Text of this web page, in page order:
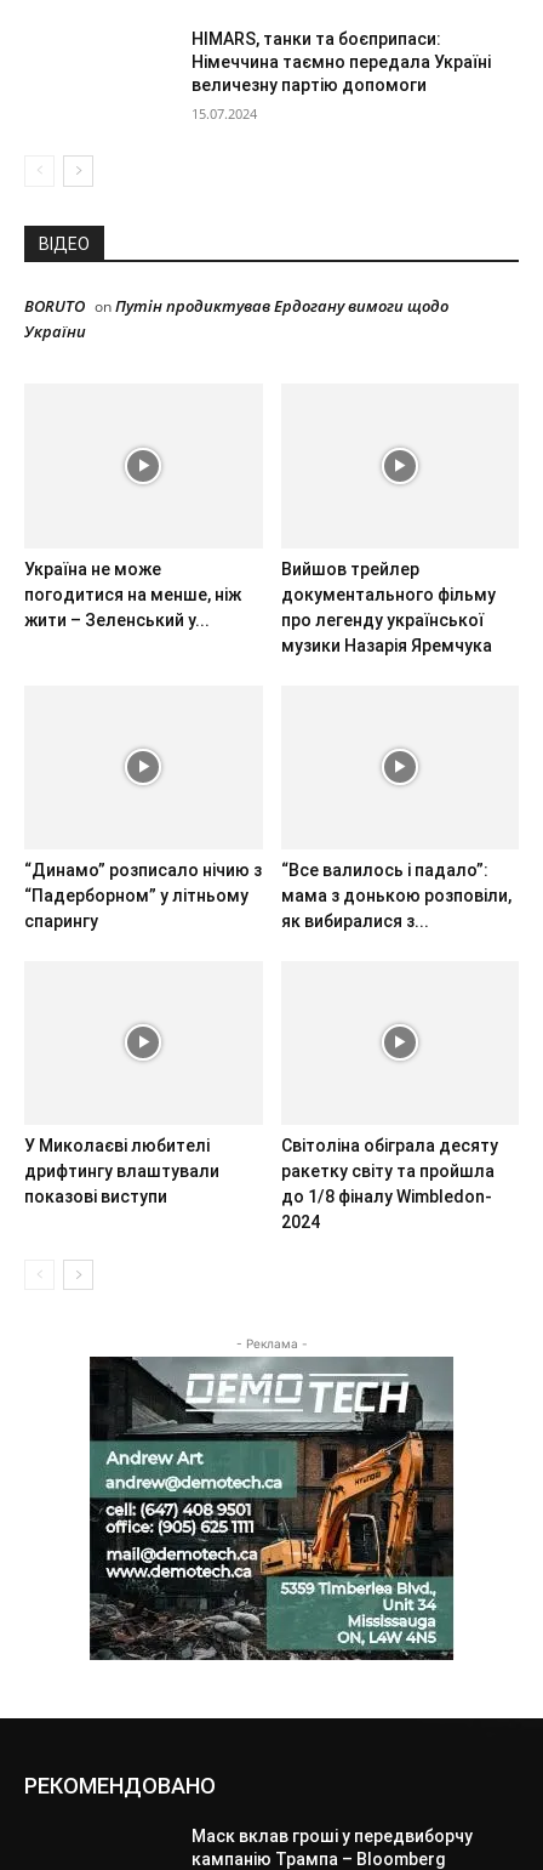
HIMARS, танки та боєприпаси:
Німеччина таємно передала Україні
величезну партію допомоги
15.07.2024
ВІДЕО
BORUTO onПутін продиктував Ердогану вимоги щодо
України
Україна не може
погодитися на менше, ніж
жити – Зеленський у...
Вийшов трейлер
документального фільму
про легенду української
музики Назарія Яремчука
“Динамо” розписало нічию з
“Падерборном” у літньому
спарингу
“Все валилось і падало”:
мама з донькою розповіли,
як вибиралися з...
У Миколаєві любителі
дрифтингу влаштували
показові виступи
Світоліна обіграла десяту
ракетку світу та пройшла
до 1/8 фіналу Wimbledon-
2024
- Реклама -
РЕКОМЕНДОВАНО
Маск вклав гроші у передвиборчу
кампанію Трампа – Bloomberg